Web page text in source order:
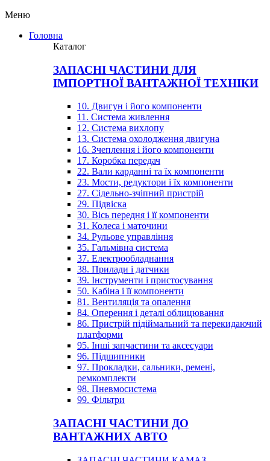
Меню
Головна
Каталог
ЗАПАСНІ ЧАСТИНИ ДЛЯ
ІМПОРТНОЇ ВАНТАЖНОЇ ТЕХНІКИ
10. Двигун і його компоненти
11. Система живлення
12. Система вихлопу
13. Система охолодження двигуна
16. Зчеплення і його компоненти
17. Коробка передач
22. Вали карданні та їх компоненти
23. Мости, редуктори і їх компоненти
27. Сідельно-зчіпний пристрій
29. Підвіска
30. Вісь передня і її компоненти
31. Колеса і маточини
34. Рульове управління
35. Гальмівна система
37. Електрообладнання
38. Прилади і датчики
39. Інструменти і пристосування
50. Кабіна і її компоненти
81. Вентиляція та опалення
84. Оперення і деталі облицювання
86. Пристрій підіймальний та перекидаючий
платформи
95. Інші запчастини та аксесуари
96. Підшипники
97. Прокладки, сальники, ремені,
ремкомплекти
98. Пневмосистема
99. Фільтри
ЗАПАСНІ ЧАСТИНИ ДО
ВАНТАЖНИХ АВТО